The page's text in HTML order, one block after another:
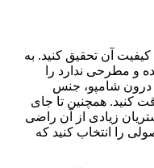
آن تحقیق کنید. به
و مطرحی ندارد را
درون شامپو، جنس
همچنین تا جای
زیادی از آن راضی
را انتخاب کنید که